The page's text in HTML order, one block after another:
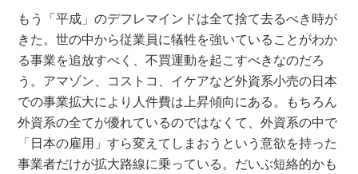
もう「平成」のデフレマインドは全て捨て去るべき時が
きた。世の中から従業員に犠牲を強いていることがわか
る事業を追放すべく、不買運動を起こすべきなのだろ
う。アマゾン、コストコ、イケアなど外資系小売の日本
での事業拡大により人件費は上昇傾向にある。もちろん
外資系の全てが優れているのではなくて、外資系の中で
「日本の雇用」すら変えてしまおうという意欲を持った
事業者だけが拡大路線に乗っている。だいぶ短絡的かも